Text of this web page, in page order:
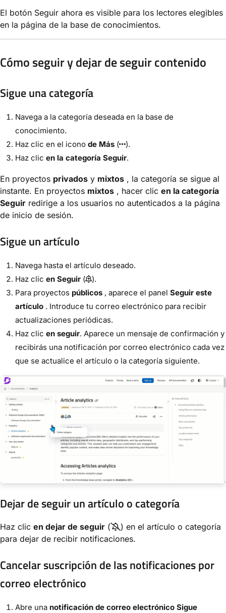
El botón Seguir ahora es visible para los lectores elegibles
en la página de la base de conocimientos.
Cómo seguir y dejar de seguir contenido
Sigue una categoría
Navega a la categoría deseada en la base de
conocimiento.
Haz clic en el icono de Más (
).
Haz clic en la categoría Seguir.
En proyectos privados y mixtos , la categoría se sigue al
instante. En proyectos mixtos , hacer clic en la categoría
Seguir redirige a los usuarios no autenticados a la página
de inicio de sesión.
Sigue un artículo
Navega hasta el artículo deseado.
Haz clic en Seguir (
).
Para proyectos públicos , aparece el panel Seguir este
artículo . Introduce tu correo electrónico para recibir
actualizaciones periódicas.
Haz clic en seguir. Aparece un mensaje de confirmación y
recibirás una notificación por correo electrónico cada vez
que se actualice el artículo o la categoría siguiente.
Dejar de seguir un artículo o categoría
Haz clic en dejar de seguir (
) en el artículo o categoría
para dejar de recibir notificaciones.
Cancelar suscripción de las notificaciones por
correo electrónico
Abre una notificación de correo electrónico Sigue